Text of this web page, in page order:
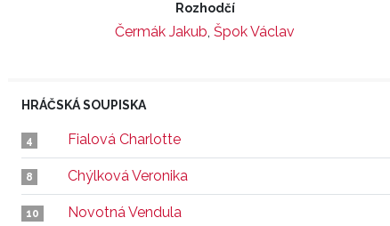
Rozhodčí
Čermák Jakub, Špok Václav
HRÁČSKÁ SOUPISKA
4 Fialová Charlotte
8 Chýlková Veronika
10 Novotná Vendula